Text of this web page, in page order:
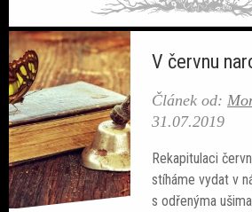
V červnu
Článek od:
31.07.2019
Rekapitulaci
stíháme vydat v
s odřenýma